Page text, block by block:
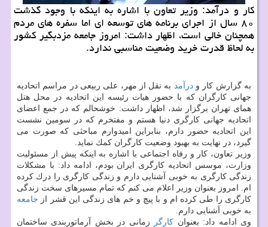
كار و درآمد: وزیر تعاون با اشاره به اینكه با وجود گذشت
۸۰ سال از اجرای برنامه های توسعه ای اما سفره های مردم
همچنان خالی است، اظهار داشت: امروز جامعه مزدبگیر كشور
به لحاظ قدرت خرید وضعیت مناسبی ندارد.
به گزارش كار ودرآمد به نقل از مهر، علی ربیعی در مراسم اتحادیه
جهانی كارگران كه با حضور هیات رئیسه این اتحادیه در محل هتل
همای تهران برگزار شد، اظهار داشت: خوشحالم كه در جمع اعضای
اتحادیه جهانی كارگری دنیا هستم و مفتخرم كه در سومین نشست
این اتحادیه حضور دارم، بنابراین امیدوارم مباحثی كه صورت می
گیرد، در نهایت به بهبود وضعیت كارگران كمك نماید.
وزیر تعاون، كار و رفاه اجتماعی با اشاره به اینكه پیش از مسئولیت
وزارت، موسس اتحادیه كارگری ایران بودم، ادامه داد: با مشكلات
زندگی كارگری به خوبی آشنایی دارم و زندگی كارگری را درك كرده
ام. امروز بعنوان وزیر اعلام می كنم كه تمام مسیرهای سخت زندگی
كارگری را طی كرده ام و با پیچ و خم های زندگی این قشر از جامعه
به خوبی آشنایی دارم.
وی ادامه داد: بعنوان كارگر
زمانی در بخش آرماتوربندی ساختمان